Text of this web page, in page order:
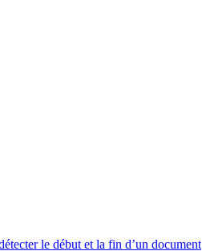
le début et la fin d’un document